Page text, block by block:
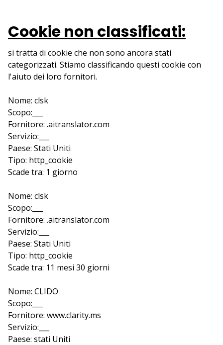
Cookie non classificati:
si tratta di cookie che non sono ancora stati
categorizzati. Stiamo classificando questi cookie con
l'aiuto dei loro fornitori.
Nome: clsk
Scopo:___
Fornitore: .aitranslator.com
Servizio:___
Paese: Stati Uniti
Tipo: http_cookie
Scade tra: 1 giorno
Nome: clsk
Scopo:___
Fornitore: .aitranslator.com
Servizio:___
Paese: Stati Uniti
Tipo: http_cookie
Scade tra: 11 mesi 30 giorni
Nome: CLIDO
Scopo:___
Fornitore: www.clarity.ms
Servizio:___
Paese: stati Uniti